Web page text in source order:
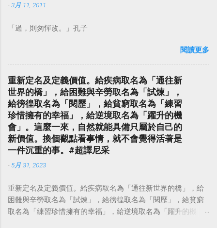
-3月 11, 2011
「過，則匆憚改。」孔子
閱讀更多
重新定名及定義價值。給疾病取名為「通往新
世界的橋」，給困難與辛勞取名為「試煉」，
給徬徨取名為「閱歷」，給貧窮取名為「練習
珍惜擁有的幸福」，給逆境取名為「躍升的機
會」。這麼一來，自然就能具備只屬於自己的
新價值。換個觀點看事情，就不會覺得活著是
一件沉重的事。#超譯尼采
- 5月 31, 2023
重新定名及定義價值。給疾病取名為「通往新世界的橋」，給
困難與辛勞取名為「試煉」，給徬徨取名為「閱歷」，給貧窮
取名為「練習珍惜擁有的幸福」，給逆境取名為「躍升的機